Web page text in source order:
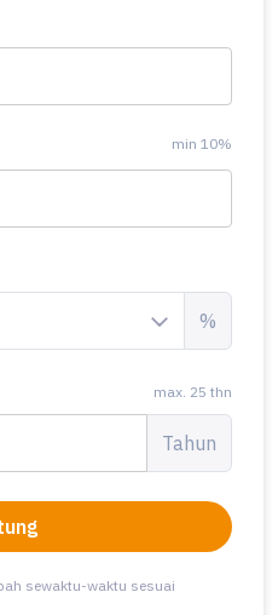
min 10%
%
max. 25 thn
Tahun
sewaktu-waktu sesuai